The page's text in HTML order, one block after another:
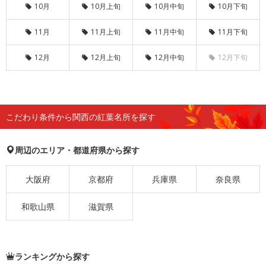
10月 10月上旬 10月中旬 10月下旬
11月 11月上旬 11月中旬 11月下旬
12月 12月上旬 12月中旬 12月下旬
こだわり条件から関西の紅葉名所を探す
周辺のエリア・都道府県から探す
大阪府 京都府 兵庫県 奈良県
和歌山県 滋賀県
ランキングから探す